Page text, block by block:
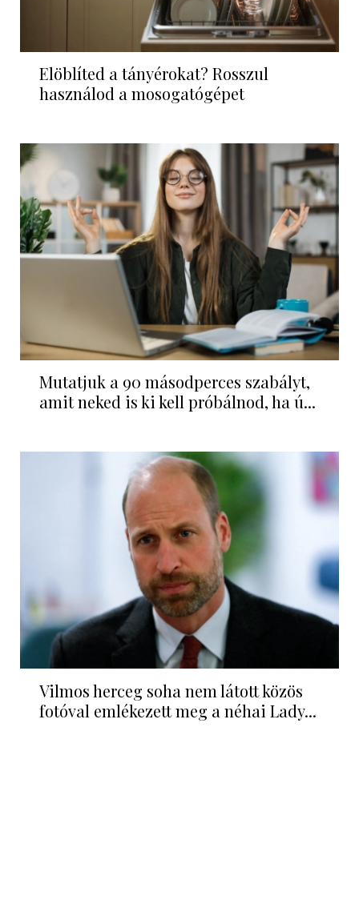
Elöblíted a tányérokat? Rosszul
használod a mosogatógépet
Mutatjuk a 90 másodperces szabályt,
amit neked is ki kell próbálnod, ha ú...
Vilmos herceg soha nem látott közös
fotóval emlékezett meg a néhai Lady...